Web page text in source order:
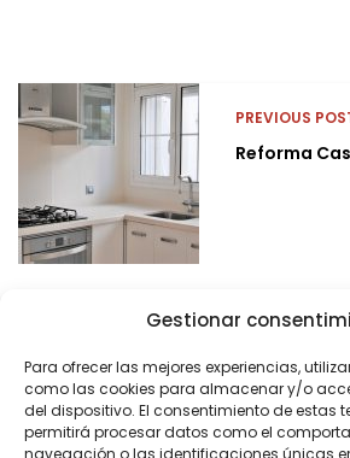
Gestionar
Para ofrecer las mejores experiencias,
como las cookies para almacenar y/o
del dispositivo. El consentimiento de estas
permitirá procesar datos como el
navegación o las identificaciones únicas
PREVIOUS
Reforma